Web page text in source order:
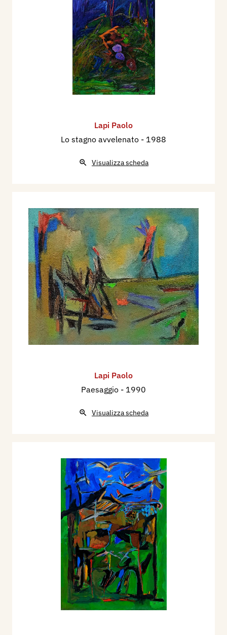
Lapi Paolo
Lo stagno avvelenato - 1988
Visualizza scheda
Lapi Paolo
Paesaggio - 1990
Visualizza scheda